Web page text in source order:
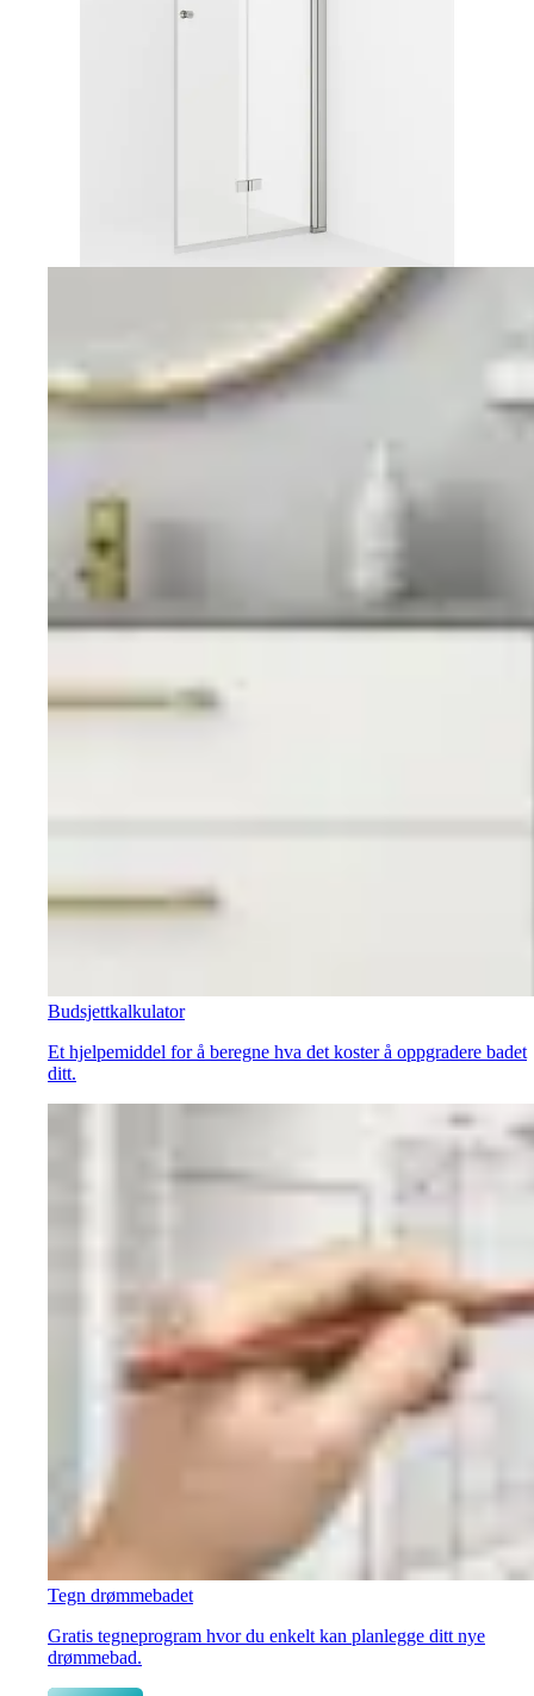
Budsjettkalkulator
Et hjelpemiddel for å beregne hva det koster å oppgradere badet
ditt.
Tegn drømmebadet
Gratis tegneprogram hvor du enkelt kan planlegge ditt nye
drømmebad.